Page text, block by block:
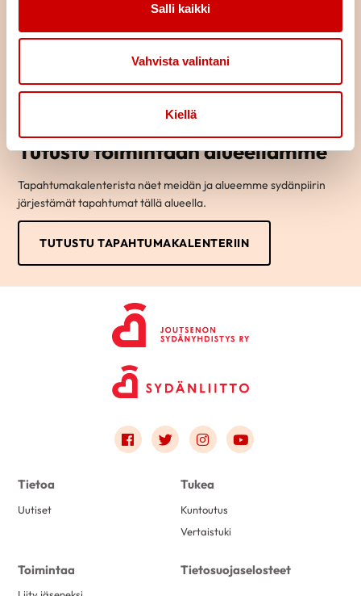
Salli kaikki
Vahvista valintani
Kiellä
Tutustu toimintaan alueellamme
Tapahtumakalenterista näet meidän ja alueemme sydänpiirin
järjestämät tapahtumat tällä alueella.
TUTUSTU TAPAHTUMAKALENTERIIN
Link to facebook
Link to twitter
Link to instagram
Link to youtube
Tietoa
Uutiset
Tukea
Kuntoutus
Vertaistuki
Toimintaa Tietosuojaselosteet